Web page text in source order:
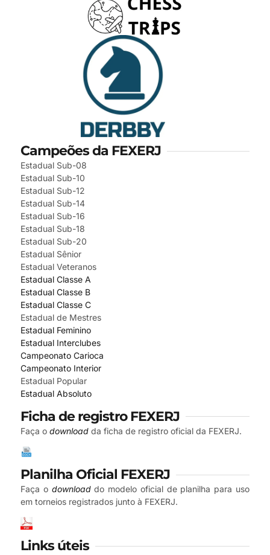
Campeões da FEXERJ
Estadual Sub-08
Estadual Sub-10
Estadual Sub-12
Estadual Sub-14
Estadual Sub-16
Estadual Sub-18
Estadual Sub-20
Estadual Sênior
Estadual Veteranos
Estadual Classe A
Estadual Classe B
Estadual Classe C
Estadual de Mestres
Estadual Feminino
Estadual Interclubes
Campeonato Carioca
Campeonato Interior
Estadual Popular
Estadual Absoluto
Ficha de registro FEXERJ
Faça o download da ficha de registro oficial da FEXERJ.
Planilha Oficial FEXERJ
Faça o downloaddo modelo oficial de planilha para uso
em torneios registrados junto à FEXERJ.
Links úteis